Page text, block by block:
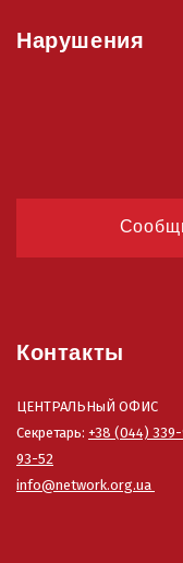
Нарушения
Контакты
ЦЕНТРАЛЬНыЙ ОФИС
Секретарь: +38 (044)
93-52
info@network.org.ua